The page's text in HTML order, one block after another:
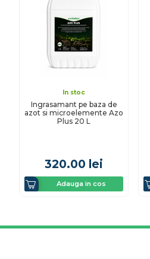
In stoc
Ingrasamant pe baza de
azot si microelemente Azo
Plus 20 L
320.00 lei
Adauga in cos